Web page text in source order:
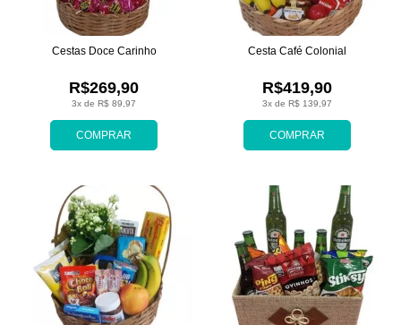
COMPRAR
3x de R$ 89,97
R$269,90
Cestas Doce Carinho
COMPRAR
3x de R$ 139,97
R$419,90
Cesta Café Colonial